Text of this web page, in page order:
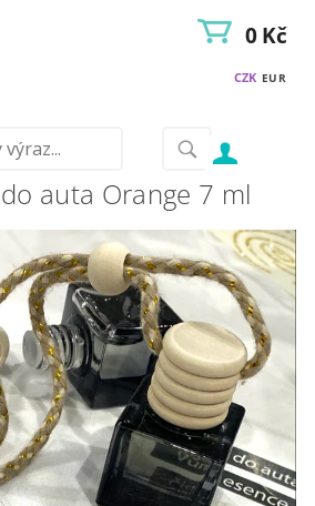
CZK EUR
0 Kč
auta Orange 7 ml